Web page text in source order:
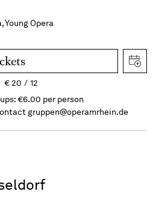
Young Opera
€20
12
€6.00 per person
gruppen@operamrhein.de